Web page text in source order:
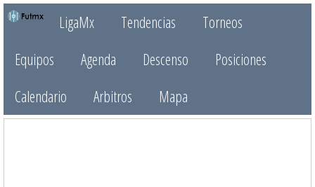
LigaMx Tendencias
Torneos
Equipos
Agenda Descenso
Posiciones
Calendario
Arbitros Mapa